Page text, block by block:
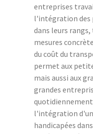
entreprises
l'intégration des
dans leurs
mesures
du coût du
permet aux
mais aussi aux
grandes
l'intégration d'un
handicapées